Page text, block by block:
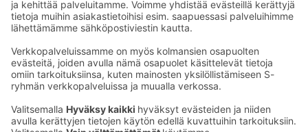
Ota yhteyttä
Hotellien yhteystiedot
Asiakaspalvelun yhteystiedot›
Palaute
Sokos Hotels uutiskirje
Tilaa uutiskirje
Saat Sokos Hotellien uusimmat
edut ja uutiset sähköpostiisi